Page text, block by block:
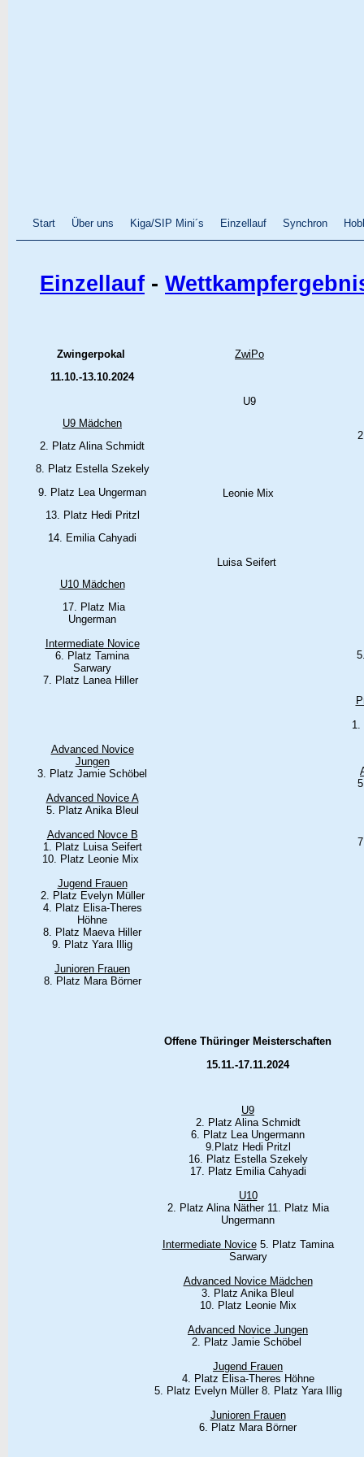
Start Über uns Kiga/SIP Mini´s Einzellauf Synchron
Einzellauf -
Zwingerpokal
11.10.-13.10.2024
U9 Mädchen
2. Platz Alina Schmidt
8. Platz Estella Szekely
9. Platz Lea Ungerman
13. Platz Hedi Pritzl
14. Emilia Cahyadi
U10 Mädchen
17. Platz Mia
Ungerman
Intermediate Novice
6. Platz Tamina
Sarwary
7. Platz Lanea Hiller
Advanced Novice
Jungen
3. Platz Jamie Schöbel
Advanced Novice A
5. Platz Anika Bleul
Advanced Novce B
1. Platz Luisa Seifert
10. Platz Leonie Mix
Jugend Frauen
2. Platz Evelyn Müller
4. Platz Elisa-Theres
Höhne
8. Platz Maeva Hiller
9. Platz Yara Illig
Junioren Frauen
8. Platz Mara Börner
ZwiPo
U9
Leonie Mix
Luisa Seifert
1.
Offene Thüringer Meisterschaften
15.11.-17.11.2024
U9
2. Platz Alina Schmidt
6. Platz Lea Ungermann
9.Platz Hedi Pritzl
16. Platz Estella Szekely
17. Platz Emilia Cahyadi
U10
2. Platz Alina Näther 11. Platz Mia
Ungermann
Intermediate Novice5. Platz Tamina
Sarwary
Advanced Novice Mädchen
3. Platz Anika Bleul
10. Platz Leonie Mix
Advanced Novice Jungen
2. Platz Jamie Schöbel
Jugend Frauen
4. Platz Elisa-Theres Höhne
5. Platz Evelyn Müller 8. Platz Yara Illig
Junioren Frauen
6. Platz Mara Börner